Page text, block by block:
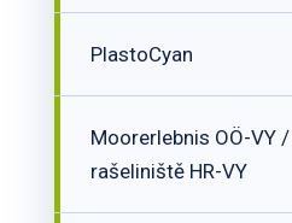
PlastoCyan
Moorerlebnis OÖ-VY
rašeliniště HR-VY